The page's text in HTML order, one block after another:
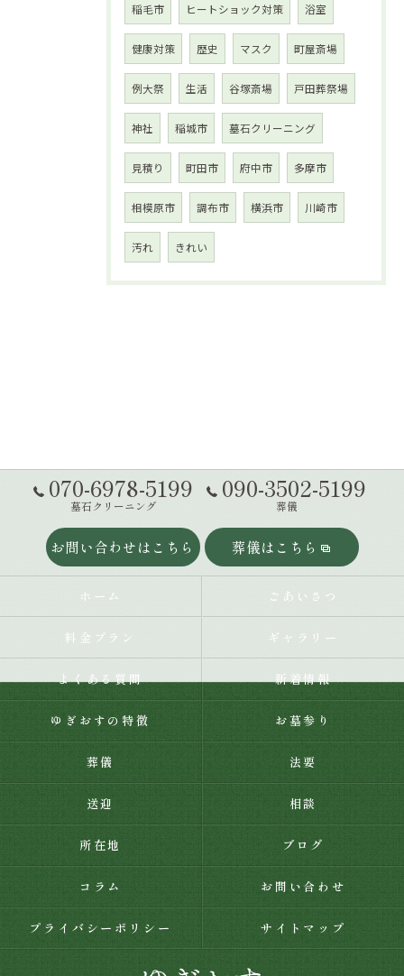
稲毛市 ヒートショック対策 浴室
健康対策 歴史 マスク 町屋斎場
例大祭 生活 谷塚斎場 戸田葬祭場
神社 稲城市 墓石クリーニング
見積り 町田市 府中市 多摩市
相模原市 調布市 横浜市 川崎市
汚れ きれい
070-6978-5199
墓石クリーニング
090-3502-5199
葬儀
お問い合わせはこちら 葬儀はこちら
ホーム ごあいさつ
料金プラン ギャラリー
よくある質問 新着情報
ゆぎおすの特徴 お墓参り
葬儀 法要
送迎 相談
所在地 ブログ
コラム お問い合わせ
プライバシーポリシー サイトマップ